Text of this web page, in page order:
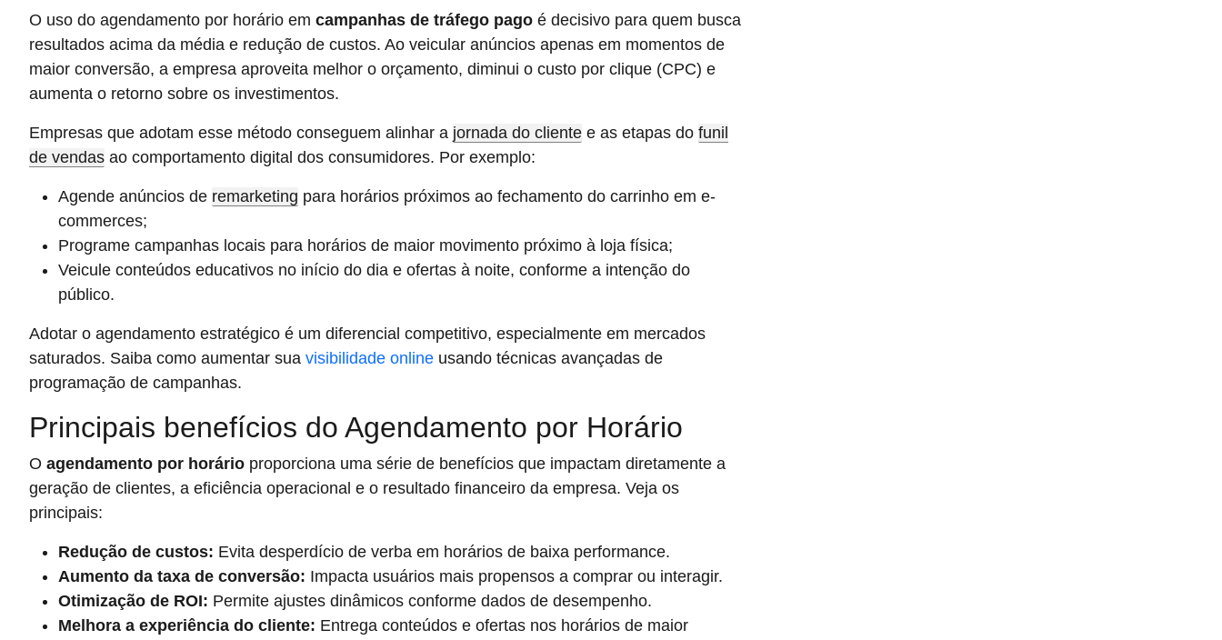
O uso do agendamento por horário em campanhas de tráfego pago é decisivo para quem busca
resultados acima da média e redução de custos. Ao veicular anúncios apenas em momentos de
maior conversão, a empresa aproveita melhor o orçamento, diminui o custo por clique (CPC) e
aumenta o retorno sobre os investimentos.
Empresas que adotam esse método conseguem alinhar a jornada do cliente e as etapas do funil
de vendas ao comportamento digital dos consumidores. Por exemplo:
Agende anúncios de remarketing para horários próximos ao fechamento do carrinho em e-
commerces;
Programe campanhas locais para horários de maior movimento próximo à loja física;
Veicule conteúdos educativos no início do dia e ofertas à noite, conforme a intenção do
público.
Adotar o agendamento estratégico é um diferencial competitivo, especialmente em mercados
saturados. Saiba como aumentar sua visibilidade online usando técnicas avançadas de
programação de campanhas.
Principais benefícios do Agendamento por Horário
O agendamento por horário proporciona uma série de benefícios que impactam diretamente a
geração de clientes, a eficiência operacional e o resultado financeiro da empresa. Veja os
principais:
Redução de custos: Evita desperdício de verba em horários de baixa performance.
Aumento da taxa de conversão: Impacta usuários mais propensos a comprar ou interagir.
Otimização de ROI: Permite ajustes dinâmicos conforme dados de desempenho.
Melhora a experiência do cliente: Entrega conteúdos e ofertas nos horários de maior